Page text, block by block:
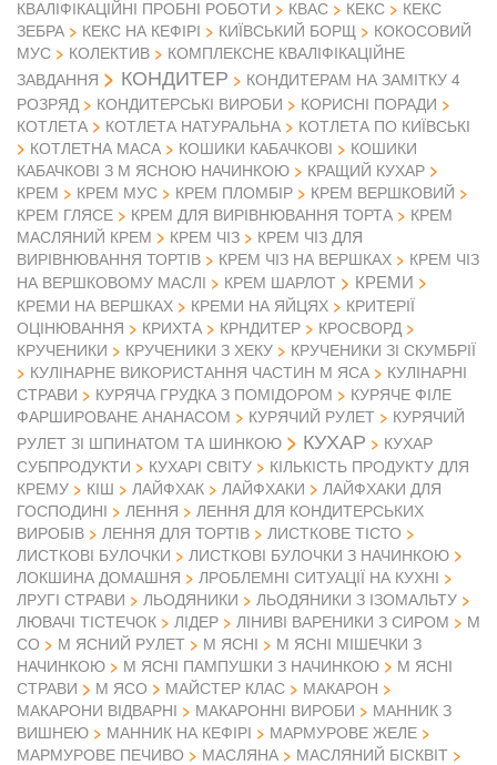
КВАЛІФІКАЦІЙНІ ПРОБНІ РОБОТИ
КВАС КЕКС
КЕКС
ЗЕБРА
КЕКС НА КЕФІРІ КИЇВСЬКИЙ БОРЩ
КОКОСОВИЙ
МУС
КОЛЕКТИВ
КОМПЛЕКСНЕ КВАЛІФІКАЦІЙНЕ
ЗАВДАННЯ
КОНДИТЕР
КОНДИТЕРАМ НА ЗАМІТКУ 4
РОЗРЯД
КОНДИТЕРСЬКІ ВИРОБИ
КОРИСНІ ПОРАДИ
КОТЛЕТА
КОТЛЕТА НАТУРАЛЬНА
КОТЛЕТА ПО КИЇВСЬКІ
КОТЛЕТНА МАСА
КОШИКИ КАБАЧКОВІ
КОШИКИ
КАБАЧКОВІ З М ЯСНОЮ НАЧИНКОЮ
КРАЩИЙ КУХАР
КРЕМ
КРЕМ МУС КРЕМ ПЛОМБІР
КРЕМ ВЕРШКОВИЙ
КРЕМ ГЛЯСЕ
КРЕМ ДЛЯ ВИРІВНЮВАННЯ ТОРТА
КРЕМ
МАСЛЯНИЙ КРЕМ
КРЕМ ЧІЗ
КРЕМ ЧІЗ ДЛЯ
ВИРІВНЮВАННЯ ТОРТІВ
КРЕМ ЧІЗ НА ВЕРШКАХ
КРЕМ ЧІЗ
НА ВЕРШКОВОМУ МАСЛІ
КРЕМ ШАРЛОТ КРЕМИ
КРЕМИ НА ВЕРШКАХ КРЕМИ НА ЯЙЦЯХ
КРИТЕРІЇ
ОЦІНЮВАННЯ
КРИХТА КРНДИТЕР
КРОСВОРД
КРУЧЕНИКИ
КРУЧЕНИКИ З ХЕКУ
КРУЧЕНИКИ ЗІ СКУМБРІЇ
КУЛІНАРНЕ ВИКОРИСТАННЯ ЧАСТИН М ЯСА
КУЛІНАРНІ
СТРАВИ
КУРЯЧА ГРУДКА З ПОМІДОРОМ
КУРЯЧЕ ФІЛЕ
ФАРШИРОВАНЕ АНАНАСОМ
КУРЯЧИЙ РУЛЕТ
КУРЯЧИЙ
РУЛЕТ ЗІ ШПИНАТОМ ТА ШИНКОЮ
КУХАР
КУХАР
СУБПРОДУКТИ
КУХАРІ СВІТУ
КІЛЬКІСТЬ ПРОДУКТУ ДЛЯ
КРЕМУ
КІШ ЛАЙФХАК ЛАЙФХАКИ
ЛАЙФХАКИ ДЛЯ
ГОСПОДИНІ
ЛЕННЯ
ЛЕННЯ ДЛЯ КОНДИТЕРСЬКИХ
ВИРОБІВ
ЛЕННЯ ДЛЯ ТОРТІВ
ЛИСТКОВЕ ТІСТО
ЛИСТКОВІ БУЛОЧКИ
ЛИСТКОВІ БУЛОЧКИ З НАЧИНКОЮ
ЛОКШИНА ДОМАШНЯ
ЛРОБЛЕМНІ СИТУАЦІЇ НА КУХНІ
ЛРУГІ СТРАВИ
ЛЬОДЯНИКИ
ЛЬОДЯНИКИ З ІЗОМАЛЬТУ
ЛЮВАЧІ ТІСТЕЧОК
ЛІДЕР ЛІНИВІ ВАРЕНИКИ З СИРОМ
М
СО
М ЯСНИЙ РУЛЕТ М ЯСНІ
М ЯСНІ МІШЕЧКИ З
НАЧИНКОЮ
М ЯСНІ ПАМПУШКИ З НАЧИНКОЮ
М ЯСНІ
СТРАВИ
М ЯСО МАЙСТЕР КЛАС
МАКАРОН
МАКАРОНИ ВІДВАРНІ
МАКАРОННІ ВИРОБИ
МАННИК З
ВИШНЕЮ
МАННИК НА КЕФІРІ
МАРМУРОВЕ ЖЕЛЕ
МАРМУРОВЕ ПЕЧИВО
МАСЛЯНА
МАСЛЯНИЙ БІСКВІТ